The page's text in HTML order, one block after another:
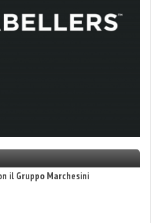
il Gruppo Marchesini